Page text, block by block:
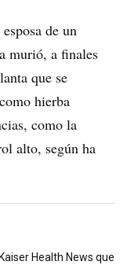
de un
murió, a finales
que se
hierba
como la
alto, según ha
Health News que